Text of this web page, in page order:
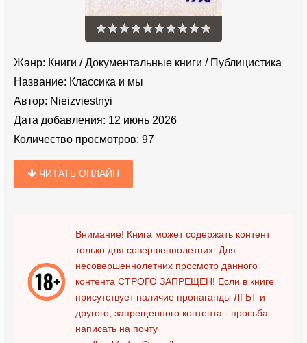
Жанр: Книги /Документальные книги / Публицистика
Название: Классика и мы
Автор: Nieizviestnyi
Дата добавления: 12 июнь 2026
Количество просмотров: 97
ЧИТАТЬ ОНЛАЙН
Внимание! Книга может содержать контент
только для совершеннолетних. Для
несовершеннолетних просмотр данного
контента СТРОГО ЗАПРЕЩЕН! Если в книге
присутствует наличие пропаганды ЛГБТ и
другого, запрещенного контента - просьба
написать на почту